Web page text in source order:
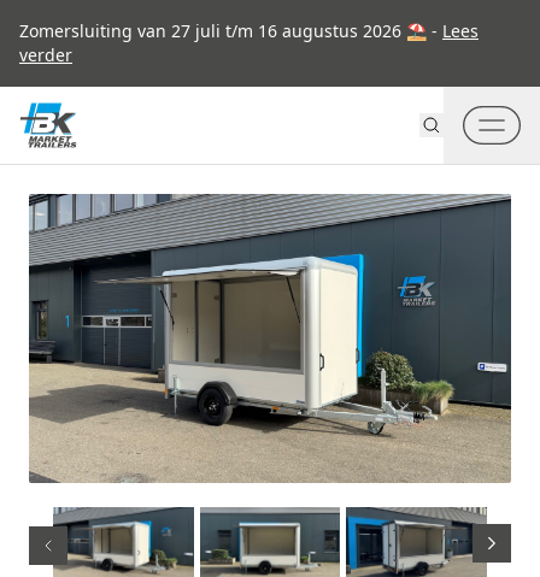
Zomersluiting van 27 juli t/m 16 augustus 2026 ⛱ - Lees
verder